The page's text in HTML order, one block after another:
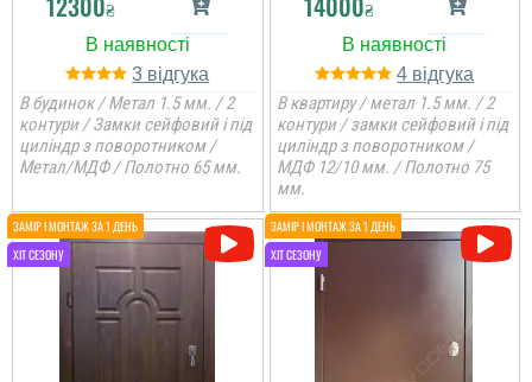
професійну роботу - від
замовлення до
₴
3
В будинок / Метал 1.5 мм. / 2
контури / Замки сейфовий і під
циліндр з поворотником /
Метал/МДФ / Полотно 65 мм.
₴
4
В квартиру / метал 1.5 мм. / 2
контури / замки сейфовий і під
циліндр з поворотником /
МДФ 12/10 мм. / Полотно 75
мм.